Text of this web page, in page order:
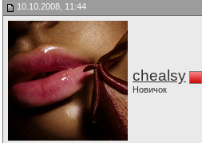
10.10.2008, 11:44
chealsy
Новичок